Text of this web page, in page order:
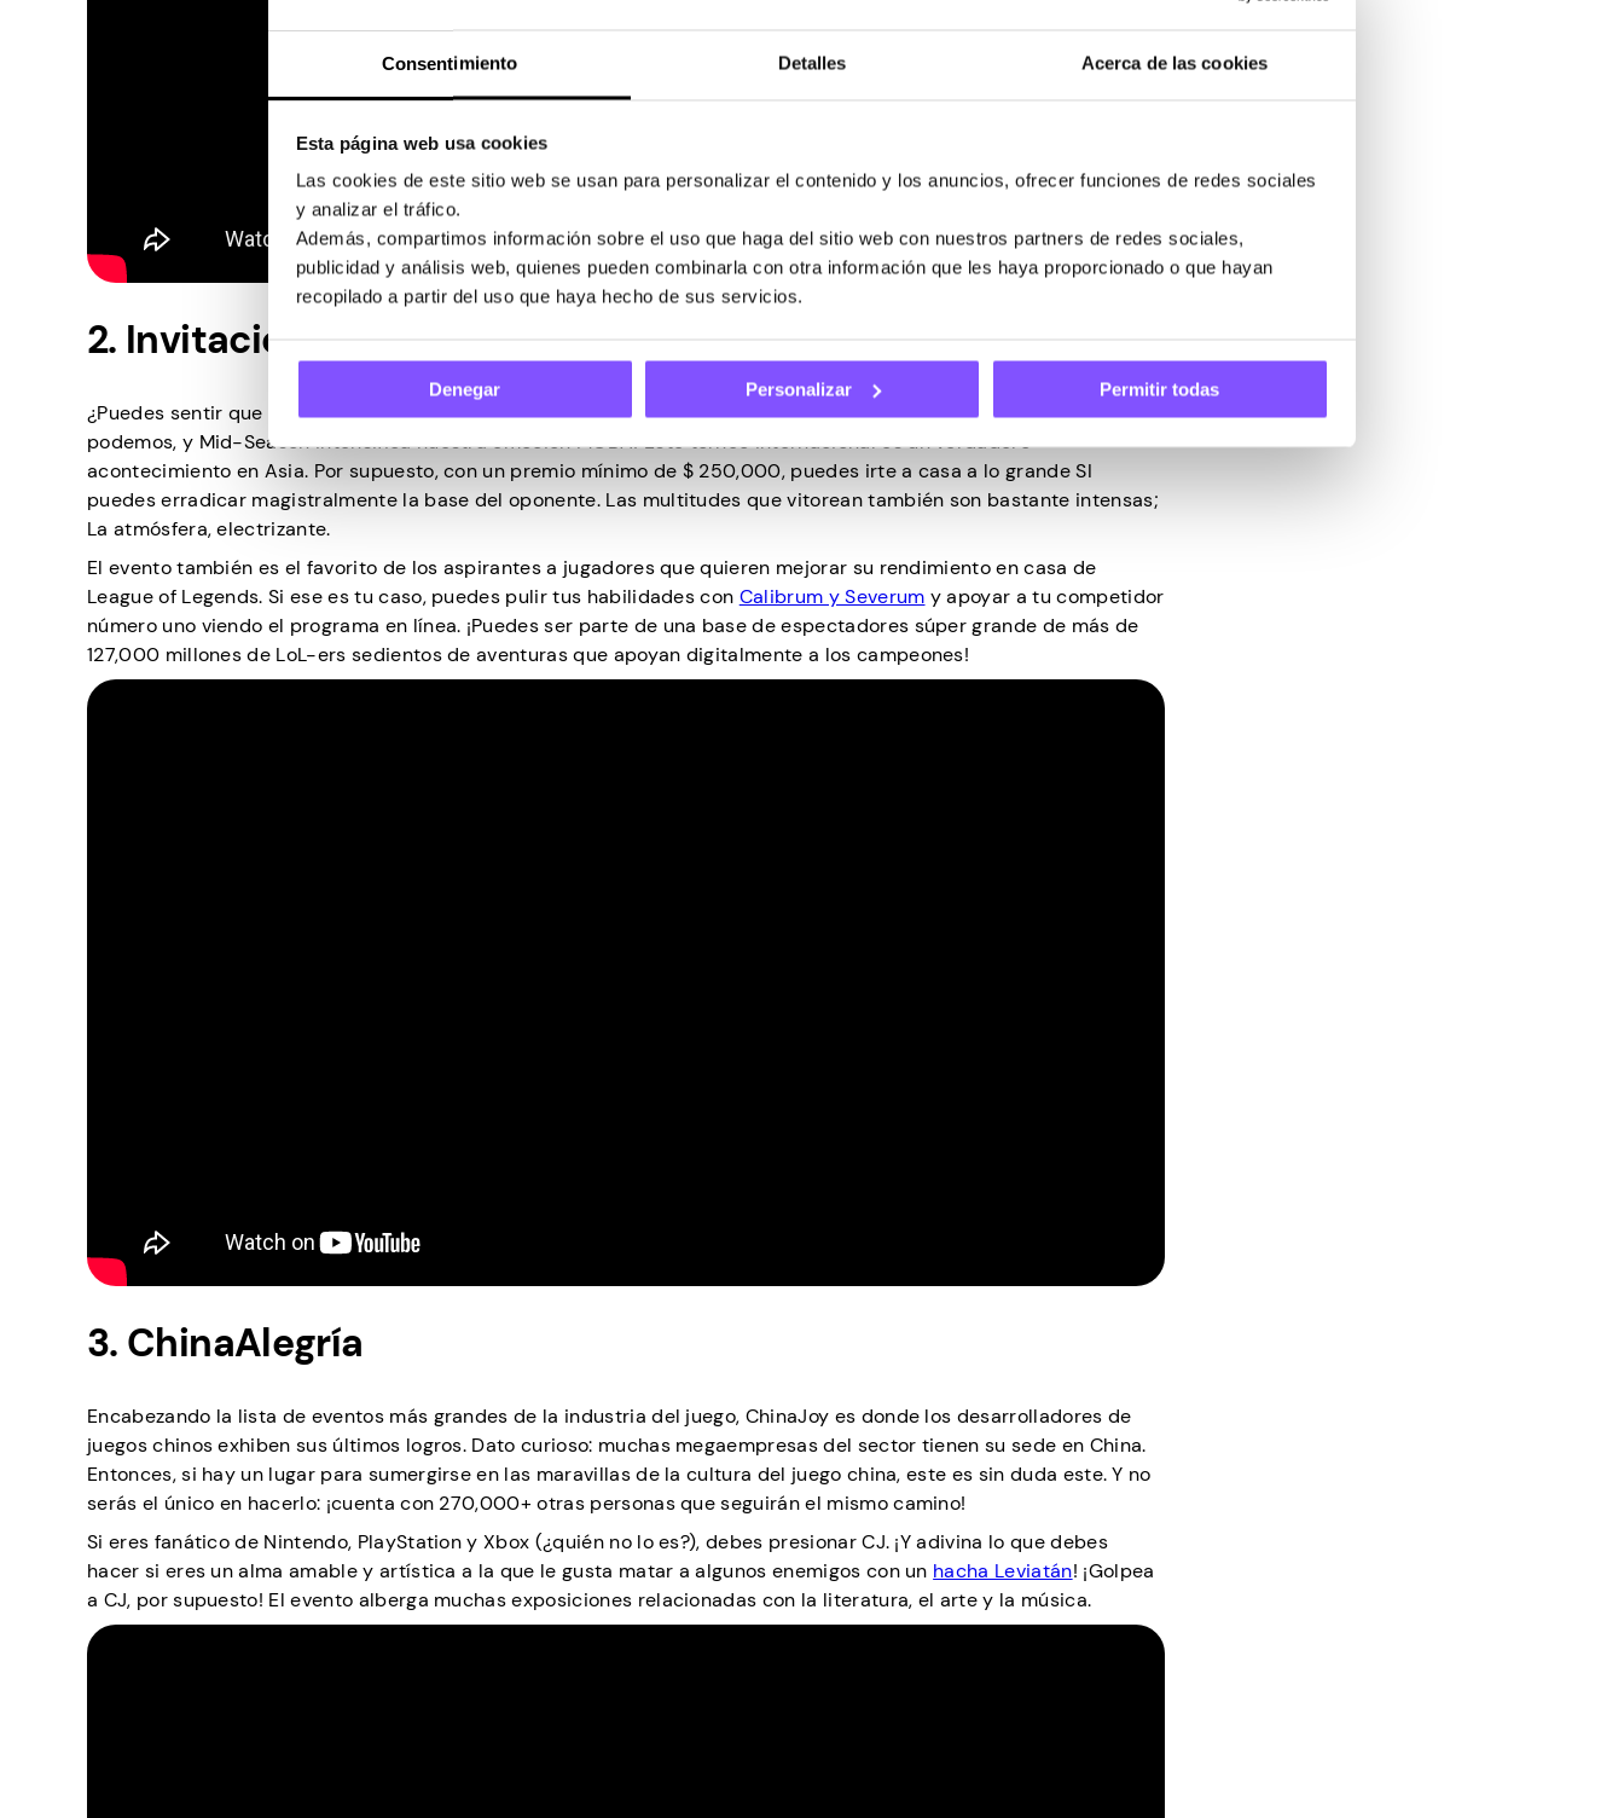
Consentimiento Detalles Acerca de las cookies
Esta página web usa cookies
Las cookies de este sitio web se usan para personalizar el contenido y los anuncios, ofrecer funciones de redes sociales
y analizar el tráfico.
Además, compartimos información sobre el uso que haga del sitio web con nuestros partners de redes sociales,
publicidad y análisis web, quienes pueden combinarla con otra información que les haya proporcionado o que hayan
recopilado a partir del uso que haya hecho de sus servicios.
Denegar Personalizar Permitir todas
2. Invitacional de mitad de temporada
¿Puedes sentir que LoL supera al mundo pixelado de las jugadas épicas basadas en equipos? ¡Ciertamente
podemos, y Mid-Season intensifica nuestra emoción MOBA! Este torneo internacional es un verdadero
acontecimiento en Asia. Por supuesto, con un premio mínimo de $ 250,000, puedes irte a casa a lo grande SI
puedes erradicar magistralmente la base del oponente. Las multitudes que vitorean también son bastante intensas;
La atmósfera, electrizante.
El evento también es el favorito de los aspirantes a jugadores que quieren mejorar su rendimiento en casa de
League of Legends. Si ese es tu caso, puedes pulir tus habilidades con Calibrum y Severum y apoyar a tu competidor
número uno viendo el programa en línea. ¡Puedes ser parte de una base de espectadores súper grande de más de
127,000 millones de LoL-ers sedientos de aventuras que apoyan digitalmente a los campeones!
3. ChinaAlegría
Encabezando la lista de eventos más grandes de la industria del juego, ChinaJoy es donde los desarrolladores de
juegos chinos exhiben sus últimos logros. Dato curioso: muchas megaempresas del sector tienen su sede en China.
Entonces, si hay un lugar para sumergirse en las maravillas de la cultura del juego china, este es sin duda este. Y no
serás el único en hacerlo: ¡cuenta con 270,000+ otras personas que seguirán el mismo camino!
Si eres fanático de Nintendo, PlayStation y Xbox (¿quién no lo es?), debes presionar CJ. ¡Y adivina lo que debes
hacer si eres un alma amable y artística a la que le gusta matar a algunos enemigos con un hacha Leviatán! ¡Golpea
a CJ, por supuesto! El evento alberga muchas exposiciones relacionadas con la literatura, el arte y la música.